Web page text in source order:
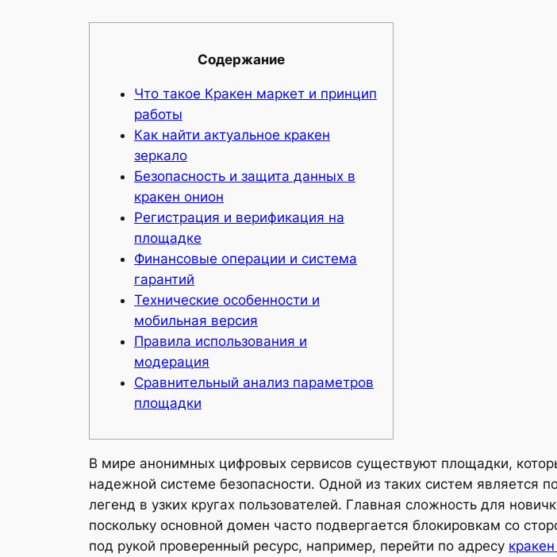
Содержание
Что такое Кракен маркет и принцип
работы
Как найти актуальное кракен
зеркало
Безопасность и защита данных в
кракен онион
Регистрация и верификация на
площадке
Финансовые операции и система
гарантий
Технические особенности и
мобильная версия
Правила использования и
модерация
Сравнительный анализ параметров
площадки
В мире анонимных цифровых сервисов существуют площадки,
надежной системе безопасности. Одной из таких систем является
легенд в узких кругах пользователей. Главная сложность для
поскольку основной домен часто подвергается блокировкам со
под рукой проверенный ресурс, например, перейти по адресу